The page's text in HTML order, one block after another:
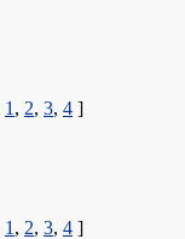
1 , 2, 3, 4 ]
1 , 2, 3, 4 ]